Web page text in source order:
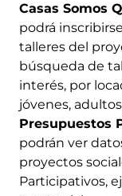
Casas Somos
podrá
talleres del
búsqueda de
interés, por
jóvenes,
Presupuestos
podrán ver
proyectos
Participativos,